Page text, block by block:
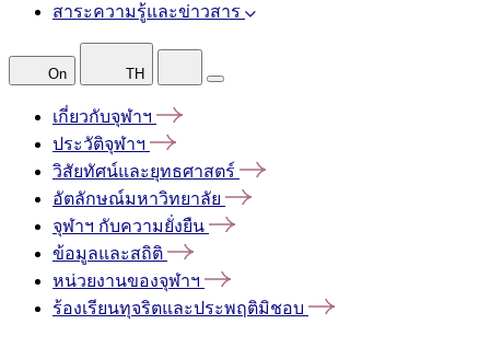
สาระความรู้และข่าวสาร
On TH
เกี่ยวกับจุฬาฯ
ประวัติจุฬาฯ
วิสัยทัศน์และยุทธศาสตร์
อัตลักษณ์มหาวิทยาลัย
จุฬาฯ กับความยั่งยืน
ข้อมูลและสถิติ
หน่วยงานของจุฬาฯ
ร้องเรียนทุจริตและประพฤติมิชอบ